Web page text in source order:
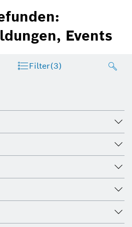
Events
Filter(3)